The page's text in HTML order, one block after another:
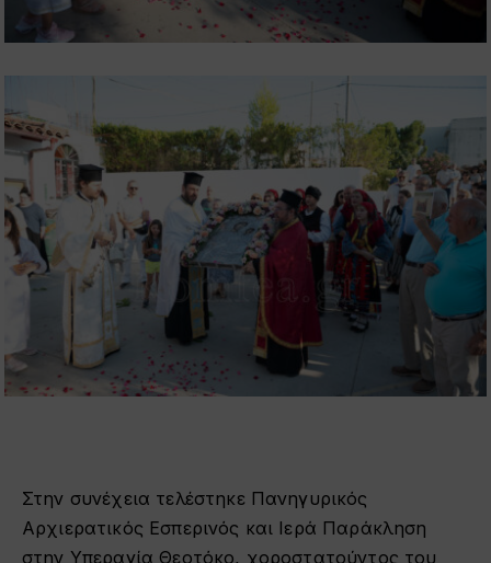
Στην συνέχεια τελέστηκε Πανηγυρικός
Αρχιερατικός Εσπερινός και Ιερά Παράκληση
στην Υπεραγία Θεοτόκο, χοροστατούντος του